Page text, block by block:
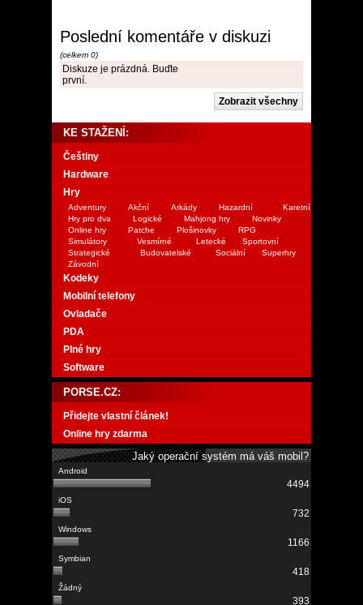
Poslední komentáře v diskuzi
(celkem 0)
Diskuze je prázdná. Buďte
první.
KE STAŽENÍ:
Češtiny
Hardware
Hry
Adventury Akční Arkády Hazardní
Karetní
Hry pro dva
Logické Mahjong hry
Novinky
Online hry
Patche Plošinovky
RPG
Simulátory
Vesmírné Letecké
Sportovní
Strategické
Budovatelské Sociální
Superhry
Závodní
Kodeky
Mobilní telefony
Ovladače
PDA
Plné hry
Software
PORSE.CZ:
Přidejte vlastní článek!
Online hry zdarma
Jaký operační systém má váš mobil?
4494
732
1166
418
393